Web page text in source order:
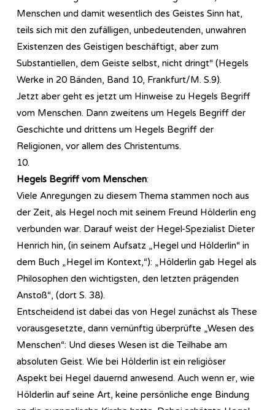
Menschen und damit wesentlich des Geistes Sinn hat,
teils sich mit den zufälligen, unbedeutenden, unwahren
Existenzen des Geistigen beschäftigt, aber zum
Substantiellen, dem Geiste selbst, nicht dringt“ (Hegels
Werke in 20 Bänden, Band 10, Frankfurt/M. S.9).
Jetzt aber geht es jetzt um Hinweise zu Hegels Begriff
vom Menschen. Dann zweitens um Hegels Begriff der
Geschichte und drittens um Hegels Begriff der
Religionen, vor allem des Christentums.
10.
Hegels Begriff vom Menschen:
Viele Anregungen zu diesem Thema stammen noch aus
der Zeit, als Hegel noch mit seinem Freund Hölderlin eng
verbunden war. Darauf weist der Hegel-Spezialist Dieter
Henrich hin, (in seinem Aufsatz „Hegel und Hölderlin“ in
dem Buch „Hegel im Kontext,“): „Hölderlin gab Hegel als
Philosophen den wichtigsten, den letzten prägenden
Anstoß“, (dort S. 38).
Entscheidend ist dabei das von Hegel zunächst als These
vorausgesetzte, dann vernünftig überprüfte „Wesen des
Menschen“: Und dieses Wesen ist die Teilhabe am
absoluten Geist. Wie bei Hölderlin ist ein religiöser
Aspekt bei Hegel dauernd anwesend. Auch wenn er, wie
Hölderlin auf seine Art, keine persönliche enge Bindung